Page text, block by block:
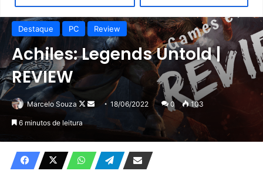
Destaque PC Review
Achiles: Legends Untold |
REVIEW
Marcelo Souza
Follow
Mande
e-
18/06/2022 0 103
6 minutos de leitura